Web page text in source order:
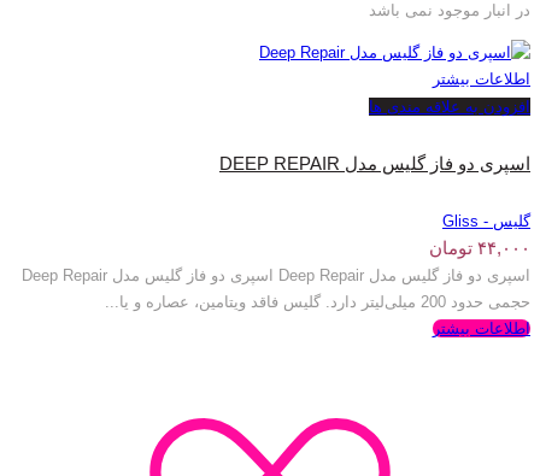
در انبار موجود نمی باشد
اطلاعات بیشتر
افزودن به علاقه مندی ها
اسپری دو فاز گلیس مدل DEEP REPAIR
گلیس - Gliss
۴۴,۰۰۰ تومان
اسپری دو فاز گلیس مدل Deep Repair اسپری دو فاز گلیس مدل Deep Repair
حجمی حدود 200 میلی‌لیتر دارد. گلیس فاقد ویتامین، عصاره و یا...
اطلاعات بیشتر